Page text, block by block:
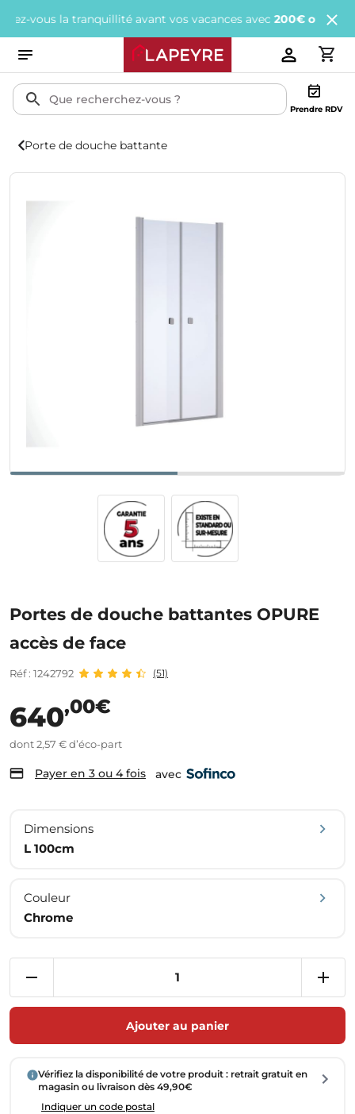
la tranquillité avant vos vacances avec200€ offertstous
Prendre RDV
Porte de douche battante
Portes de douche battantes OPURE
accès de face
Réf : 1242792 (51)
640,00€
dont 2,57 € d’éco-part
Payer en 3 ou 4 fois avec
Dimensions
L 100cm
Couleur
Chrome
Ajouter au panier
Vérifiez la disponibilité de votre produit : retrait gratuit en
magasin ou livraison dès 49,90€
Indiquer un code postal